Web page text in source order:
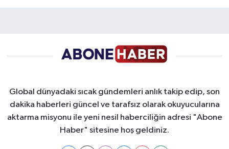
Global dünyadaki sıcak gündemleri anlık takip edip, son
dakika haberleri güncel ve tarafsız olarak okuyucularına
aktarma misyonu ile yeni nesil haberciliğin adresi "Abone
Haber" sitesine hoş geldiniz.